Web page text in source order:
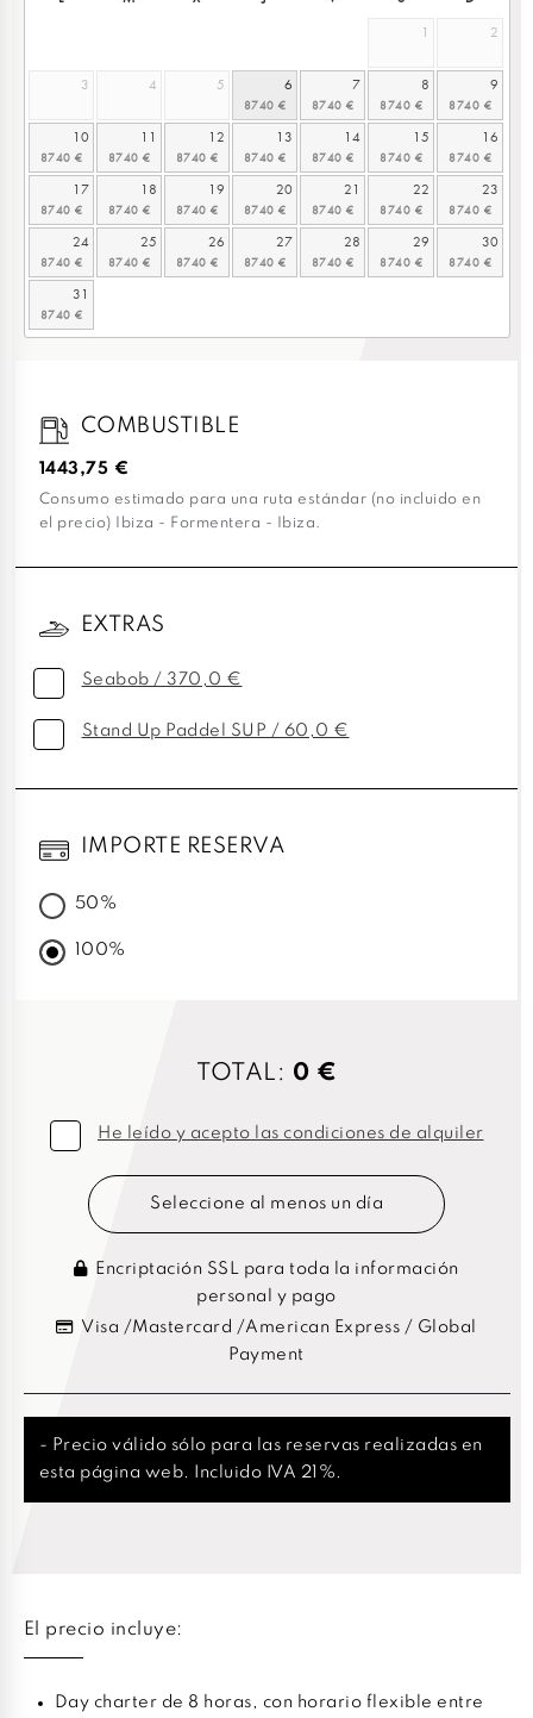
1
2
3 4 5 6 7 8 9
10 11 12 13 14 15 16
17 18 19 20 21 22 23
24 25 26 27 28 29 30
31
COMBUSTIBLE
1443,75 €
Consumo estimado para una ruta estándar (no incluido en
el precio) Ibiza - Formentera - Ibiza.
EXTRAS
Seabob / 370,0 €
Stand Up Paddel SUP / 60,0 €
IMPORTE RESERVA
50%
100%
TOTAL: 0 €
He leído y acepto las condiciones de alquiler
Seleccione al menos un día
Encriptación SSL para toda la información
personal y pago
Visa /Mastercard /American Express / Global
Payment
- Precio válido sólo para las reservas realizadas en
esta página web. Incluido IVA 21%.
El precio incluye:
Day charter de 8 horas, con horario flexible entre